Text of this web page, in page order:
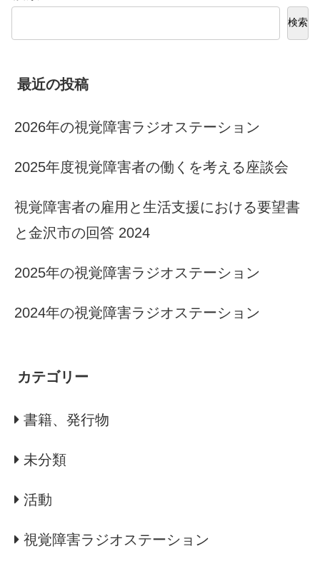
検索
最近の投稿
2026年の視覚障害ラジオステーション
2025年度視覚障害者の働くを考える座談会
視覚障害者の雇用と生活支援における要望書
と金沢市の回答 2024
2025年の視覚障害ラジオステーション
2024年の視覚障害ラジオステーション
カテゴリー
書籍、発行物
未分類
活動
視覚障害ラジオステーション